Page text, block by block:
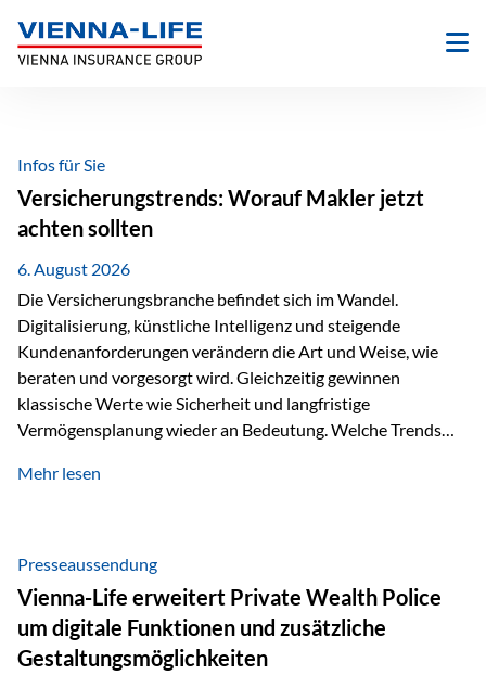
Inhalt
springen
Infos für Sie
Versicherungstrends: Worauf Makler jetzt
achten sollten
6. August 2026
Die Versicherungsbranche befindet sich im Wandel.
Digitalisierung, künstliche Intelligenz und steigende
Kundenanforderungen verändern die Art und Weise, wie
beraten und vorgesorgt wird. Gleichzeitig gewinnen
klassische Werte wie Sicherheit und langfristige
Vermögensplanung wieder an Bedeutung. Welche Trends
Blick behalten? Digitalisierung und KI verändern die
administrative Aufgaben, beschleunigen Abläufe und
schaffen mehr Zeit für das Wesentliche: die persönliche
Beratung. Gerade deshalb wird die individuelle Betreuung
zum entscheidenden Erfolgsfaktor. Technologie kann
unterstützen, Vertrauen entsteht jedoch weiterhin im
Mehr lesen
Presseaussendung
Vienna-Life erweitert Private Wealth Police
um digitale Funktionen und zusätzliche
Gestaltungsmöglichkeiten